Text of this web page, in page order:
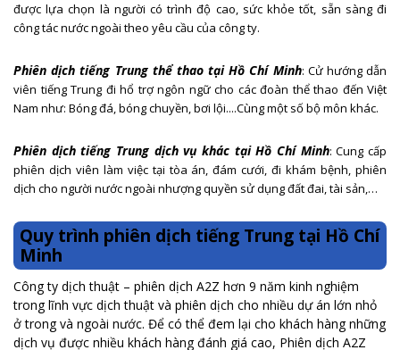
được lựa chọn là người có trình độ cao, sức khỏe tốt, sẵn sàng đi
công tác nước ngoài theo yêu cầu của công ty.
Phiên dịch tiếng Trung thể thao tại Hồ Chí Minh: Cử hướng dẫn
viên tiếng Trung đi hổ trợ ngôn ngữ cho các đoàn thể thao đến Việt
Nam như: Bóng đá, bóng chuyền, bơi lội....Cùng một số bộ môn khác.
Phiên dịch tiếng Trung dịch vụ khác tại Hồ Chí Minh: Cung cấp
phiên dịch viên làm việc tại tòa án, đám cưới, đi khám bệnh, phiên
dịch cho người nước ngoài nhượng quyền sử dụng đất đai, tài sản,…
Quy trình phiên dịch tiếng Trung tại Hồ Chí
Minh
Công ty dịch thuật – phiên dịch A2Z hơn 9 năm kinh nghiệm
trong lĩnh vực dịch thuật và phiên dịch cho nhiều dự án lớn nhỏ
ở trong và ngoài nước. Để có thể đem lại cho khách hàng những
dịch vụ được nhiều khách hàng đánh giá cao, Phiên dịch A2Z